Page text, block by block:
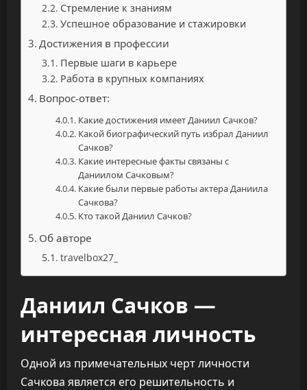
Стремление к знаниям
Успешное образование и стажировки
Достижения в профессии
Первые шаги в карьере
Работа в крупных компаниях
Вопрос-ответ:
Какие достижения имеет Даниил Сачков?
Какой биографический путь избрал Даниил
Сачков?
Какие интересные факты связаны с
Даниилом Сачковым?
Какие были первые работы актера Даниила
Сачкова?
Кто такой Даниил Сачков?
Об авторе
travelbox27_
Даниил Сачков —
интересная личность
Одной из примечательных черт личности
Сачкова является его решительность и